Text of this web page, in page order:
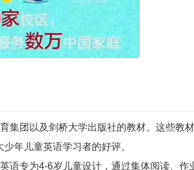
集团以及剑桥大学出版社的教材。这些教
年儿童英语学习者的好评。
语专为4-6岁儿童设计，通过集体阅读、作